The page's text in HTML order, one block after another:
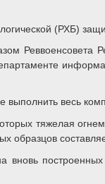
(РХБ)
весь
тяжелая
образцов